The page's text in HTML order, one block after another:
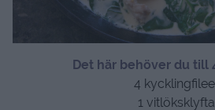
Det här behöver du till
4
1 vitlöksklyfta